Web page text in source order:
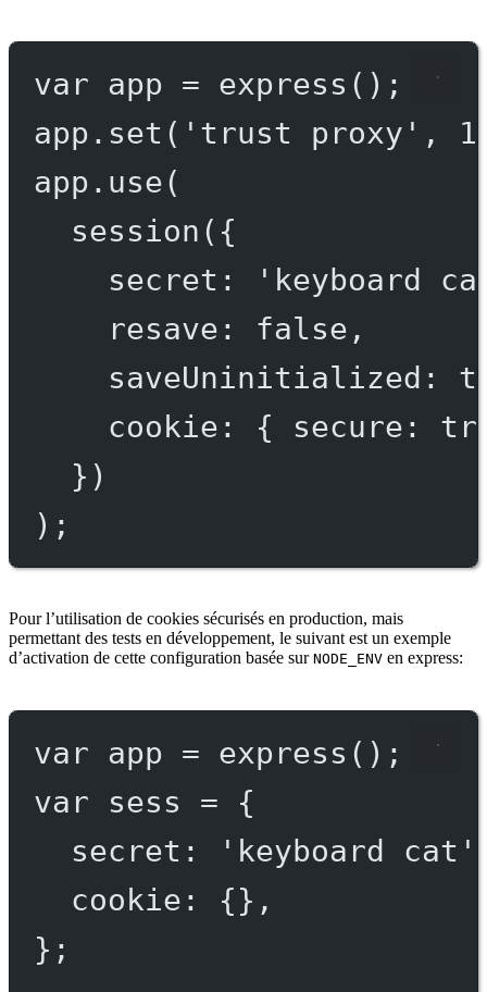
var app = express ();
app. set ( 'trust proxy' , 1
app. use(
session ({
secret:
'keyboard
resave: false ,
saveUninitialized:
cookie: { secure:
})
);
Pour l’utilisation de cookies sécurisés en production, mais
permettant des tests en développement, le suivant est un exemple
d’activation de cette configuration basée sur NODE_ENV en express:
var app = express ();
var sess = {
secret:
'keyboard cat'
cookie: {},
};